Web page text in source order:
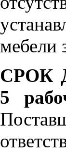
мебели
СРОК
5